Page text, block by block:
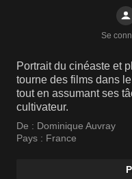
Se
Portrait du cinéaste et
tourne des films dans
tout en assumant ses
cultivateur.
De : Dominique Auvray
Pays : France